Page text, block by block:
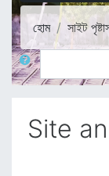
হোম সাইট
অনুসন্ধান
Site